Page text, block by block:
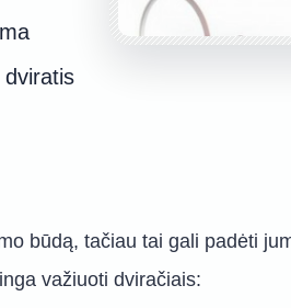
būdą, tačiau tai gali padėti
važiuoti dviračiais: